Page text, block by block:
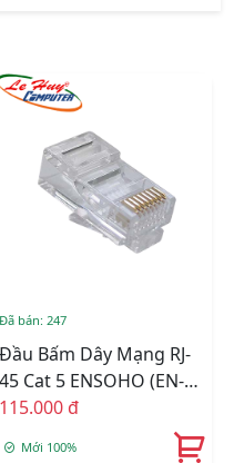
Đã bán: 247
Đầu Bấm Dây Mạng RJ-
45 Cat 5 ENSOHO (EN-
RJ45C5B)
115.000 đ
Mới 100%